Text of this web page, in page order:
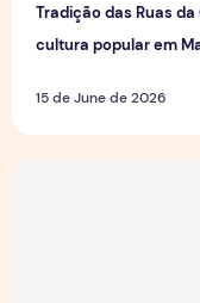
Tradição das Ruas
cultura popular em
15 de June de 2026